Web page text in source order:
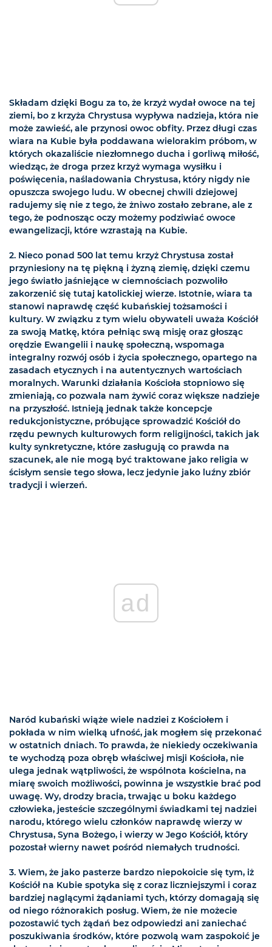
Składam dzięki Bogu za to, że krzyż wydał owoce na tej
ziemi, bo z krzyża Chrystusa wypływa nadzieja, która nie
może zawieść, ale przynosi owoc obfity. Przez długi czas
wiara na Kubie była poddawana wielorakim próbom, w
których okazaliście niezłomnego ducha i gorliwą miłość,
wiedząc, że droga przez krzyż wymaga wysiłku i
poświęcenia, naśladowania Chrystusa, który nigdy nie
opuszcza swojego ludu. W obecnej chwili dziejowej
radujemy się nie z tego, że żniwo zostało zebrane, ale z
tego, że podnosząc oczy możemy podziwiać owoce
ewangelizacji, które wzrastają na Kubie.
2. Nieco ponad 500 lat temu krzyż Chrystusa został
przyniesiony na tę piękną i żyzną ziemię, dzięki czemu
jego światło jaśniejące w ciemnościach pozwoliło
zakorzenić się tutaj katolickiej wierze. Istotnie, wiara ta
stanowi naprawdę część kubańskiej tożsamości i
kultury. W związku z tym wielu obywateli uważa Kościół
za swoją Matkę, która pełniąc swą misję oraz głosząc
orędzie Ewangelii i naukę społeczną, wspomaga
integralny rozwój osób i życia społecznego, opartego na
zasadach etycznych i na autentycznych wartościach
moralnych. Warunki działania Kościoła stopniowo się
zmieniają, co pozwala nam żywić coraz większe nadzieje
na przyszłość. Istnieją jednak także koncepcje
redukcjonistyczne, próbujące sprowadzić Kościół do
rzędu pewnych kulturowych form religijności, takich jak
kulty synkretyczne, które zasługują co prawda na
szacunek, ale nie mogą być traktowane jako religia w
ścisłym sensie tego słowa, lecz jedynie jako luźny zbiór
tradycji i wierzeń.
ad
Naród kubański wiąże wiele nadziei z Kościołem i
pokłada w nim wielką ufność, jak mogłem się przekonać
w ostatnich dniach. To prawda, że niekiedy oczekiwania
te wychodzą poza obręb właściwej misji Kościoła, nie
ulega jednak wątpliwości, że wspólnota kościelna, na
miarę swoich możliwości, powinna je wszystkie brać pod
uwagę. Wy, drodzy bracia, trwając u boku każdego
człowieka, jesteście szczególnymi świadkami tej nadziei
narodu, którego wielu członków naprawdę wierzy w
Chrystusa, Syna Bożego, i wierzy w Jego Kościół, który
pozostał wierny nawet pośród niemałych trudności.
3. Wiem, że jako pasterze bardzo niepokoicie się tym, iż
Kościół na Kubie spotyka się z coraz liczniejszymi i coraz
bardziej naglącymi żądaniami tych, którzy domagają się
od niego różnorakich posług. Wiem, że nie możecie
pozostawić tych żądań bez odpowiedzi ani zaniechać
poszukiwania środków, które pozwolą wam zaspokoić je